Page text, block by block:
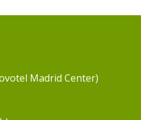
Madrid Center)